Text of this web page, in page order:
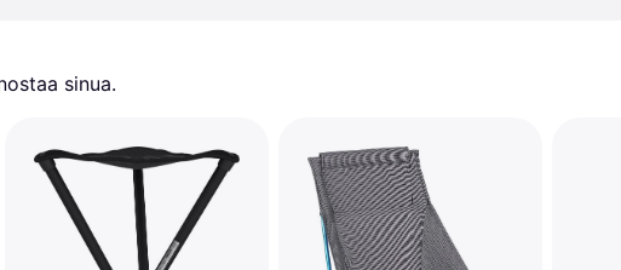
sinua.